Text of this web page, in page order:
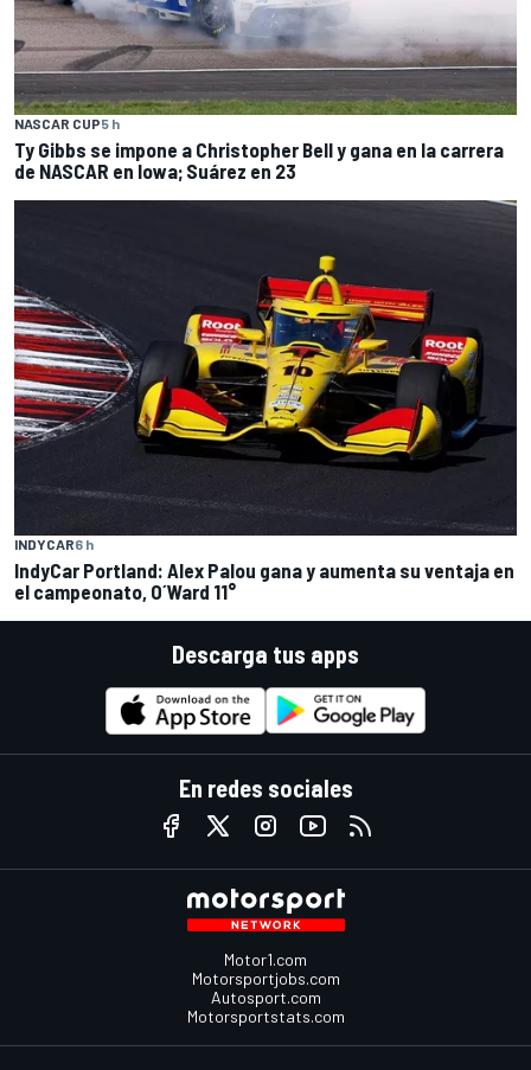
NASCAR CUP5 h
Ty Gibbs se impone a Christopher Bell y gana en la carrera
de NASCAR en Iowa; Suárez en 23
INDYCAR6 h
IndyCar Portland: Alex Palou gana y aumenta su ventaja en
el campeonato, O´Ward 11°
Descarga tus apps
En redes sociales
Motor1.com
Motorsportjobs.com
Autosport.com
Motorsportstats.com